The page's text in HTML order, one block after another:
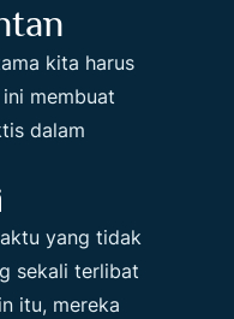
kita harus
membuat
dalam
yang tidak
sekali terlibat
itu, mereka